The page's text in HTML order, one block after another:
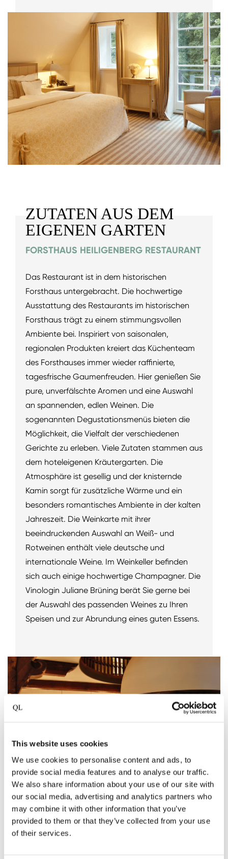
This website uses cookies
We use cookies to personalise content and ads, to
provide social media features and to analyse our traffic.
We also share information about your use of our site with
our social media, advertising and analytics partners who
may combine it with other information that you’ve
provided to them or that they’ve collected from your use
of their services.
ZUTATEN AUS DEM
EIGENEN GARTEN
FORSTHAUS HEILIGENBERG RESTAURANT
Das Restaurant ist in dem historischen
Forsthaus untergebracht. Die hochwertige
Ausstattung des Restaurants im historischen
Forsthaus trägt zu einem stimmungsvollen
Ambiente bei. Inspiriert von saisonalen,
regionalen Produkten kreiert das Küchenteam
des Forsthauses immer wieder raffinierte,
tagesfrische Gaumenfreuden. Hier genießen Sie
pure, unverfälschte Aromen und eine Auswahl
an spannenden, edlen Weinen. Die
sogenannten Degustationsmenüs bieten die
Möglichkeit, die Vielfalt der verschiedenen
Gerichte zu erleben. Viele Zutaten stammen aus
dem hoteleigenen Kräutergarten. Die
Atmosphäre ist gesellig und der knisternde
Kamin sorgt für zusätzliche Wärme und ein
besonders romantisches Ambiente in der kalten
Jahreszeit. Die Weinkarte mit ihrer
beeindruckenden Auswahl an Weiß- und
Rotweinen enthält viele deutsche und
internationale Weine. Im Weinkeller befinden
sich auch einige hochwertige Champagner. Die
Vinologin Juliane Brüning berät Sie gerne bei
der Auswahl des passenden Weines zu Ihren
Speisen und zur Abrundung eines guten Essens.